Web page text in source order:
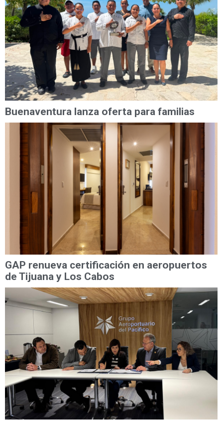
Buenaventura lanza oferta para familias
GAP renueva certificación en aeropuertos
de Tijuana y Los Cabos